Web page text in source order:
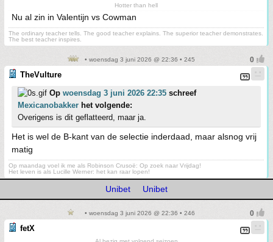
Hotter than hell
Nu al zin in Valentijn vs Cowman
The ordinary teacher tells. The good teacher explains. The superior teacher demonstrates.
The best teacher inspires.
• woensdag 3 juni 2026 @ 22:36 • 245
TheVulture
Op woensdag 3 juni 2026 22:35 schreef
Mexicanobakker het volgende:
Overigens is dit geflatteerd, maar ja.
Het is wel de B-kant van de selectie inderdaad, maar alsnog vrij
matig
Op maandag voel ik me als Robinson Crusoë: Op zoek naar Vrijdag!
Het leven is als Lucille Werner: het kan raar lopen!
Unibet Unibet
• woensdag 3 juni 2026 @ 22:36 • 246
fetX